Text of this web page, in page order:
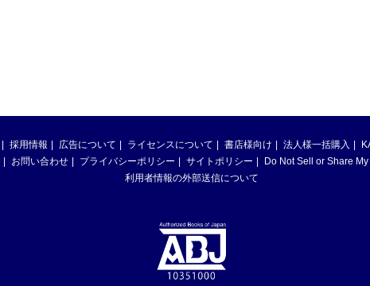
採用情報 広告について ライセンスについて 書店様向け 法人様一括購入
お問い合わせ プライバシーポリシー サイトポリシー
Do Not Sell or Share
利用者情報の外部送信について